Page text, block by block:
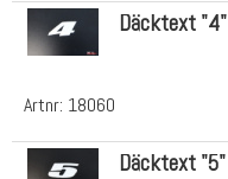
Artnr: 18060
Däcktext "4"
Däcktext "5"